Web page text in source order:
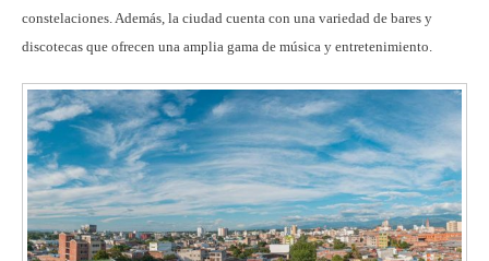
constelaciones. Además, la ciudad cuenta con una variedad de bares y
discotecas que ofrecen una amplia gama de música y entretenimiento.